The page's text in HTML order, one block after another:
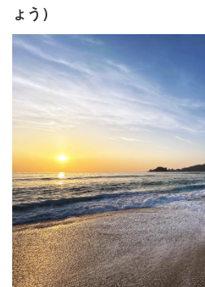
ょう）